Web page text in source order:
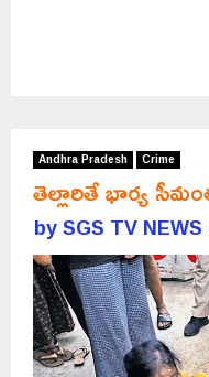
Andhra Pradesh Crime
తెల్లారితే భార్య
bySGS TV